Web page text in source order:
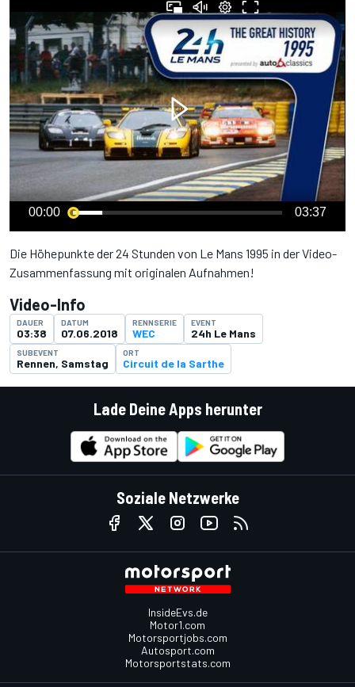
00:00 03:37
Die Höhepunkte der 24 Stunden von Le Mans 1995 in der Video-
Zusammenfassung mit originalen Aufnahmen!
Video-Info
DAUER
03:38
DATUM
07.06.2018
RENNSERIE
WEC
EVENT
24h Le Mans
SUBEVENT
Rennen, Samstag
ORT
Circuit de la Sarthe
Lade Deine Apps herunter
Soziale Netzwerke
InsideEvs.de
Motor1.com
Motorsportjobs.com
Autosport.com
Motorsportstats.com